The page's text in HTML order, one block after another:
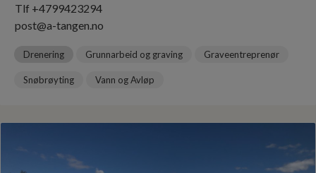
Tlf +4799423294
post@a-tangen.no
Graveentreprenør
Grunnarbeid og graving
Drenering
Vann og Avløp
Snøbrøyting